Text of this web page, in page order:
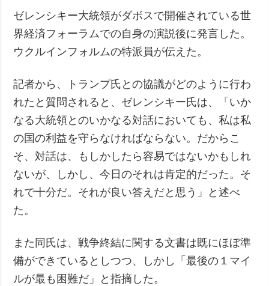
ゼレンシキー大統領がダボスで開催されている世
界経済フォーラムでの自身の演説後に発言した。
ウクルインフォルムの特派員が伝えた。
記者から、トランプ氏との協議がどのように行わ
れたと質問されると、ゼレンシキー氏は、「いか
なる大統領とのいかなる対話においても、私は私
の国の利益を守らなければならない。だからこ
そ、対話は、もしかしたら容易ではないかもしれ
ないが、しかし、今日のそれは肯定的だった。そ
れで十分だ。それが良い答えだと思う」と述べ
た。
また同氏は、戦争終結に関する文書は既にほぼ準
備ができているとしつつ、しかし「最後の１マイ
ルが最も困難だ」と指摘した。